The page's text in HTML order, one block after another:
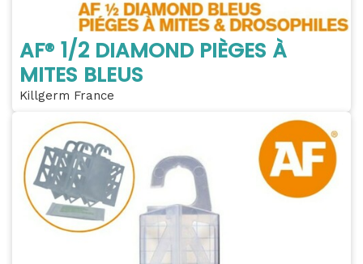
AF® 1/2 DIAMOND PIÈGES À
MITES BLEUS
Killgerm France